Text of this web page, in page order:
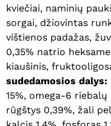
kviečiai, naminių
sorgai, džiovintas
vištienos padažas,
0,35% natrio
kiaušinis,
sudedamosios dalys:
15%, omega-6
rūgštys 0,39%, žali